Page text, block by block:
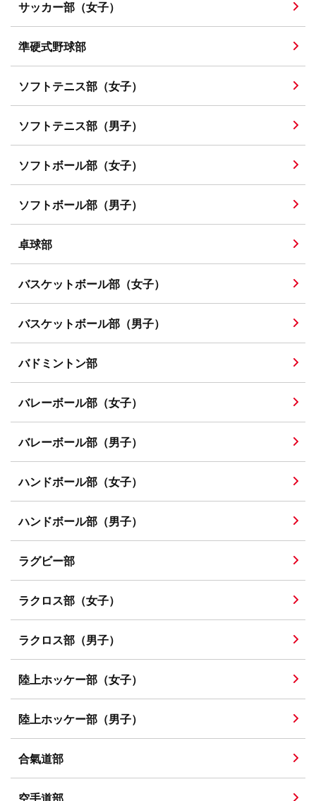
サッカー部（女子）
準硬式野球部
ソフトテニス部（女子）
ソフトテニス部（男子）
ソフトボール部（女子）
ソフトボール部（男子）
卓球部
バスケットボール部（女子）
バスケットボール部（男子）
バドミントン部
バレーボール部（女子）
バレーボール部（男子）
ハンドボール部（女子）
ハンドボール部（男子）
ラグビー部
ラクロス部（女子）
ラクロス部（男子）
陸上ホッケー部（女子）
陸上ホッケー部（男子）
合氣道部
空手道部